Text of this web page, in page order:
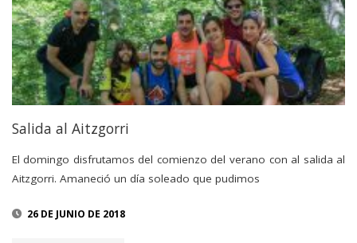
AIAKO
HARRIA"
Salida al Aitzgorri
El domingo disfrutamos del comienzo del verano con al salida al
Aitzgorri. Amaneció un día soleado que pudimos
26 DE JUNIO DE 2018